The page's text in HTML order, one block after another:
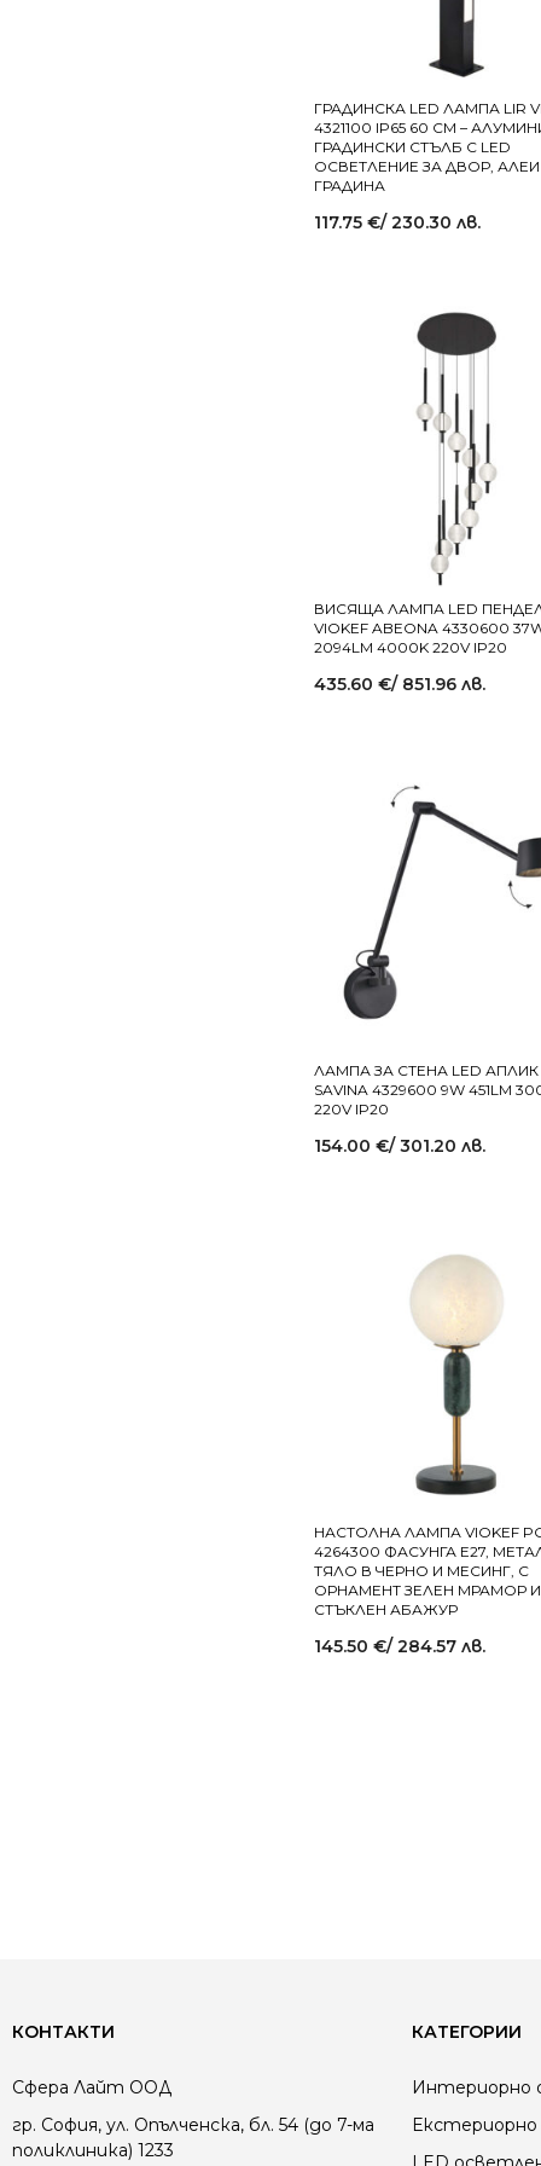
ГРАДИНСКА LED ЛАМПА LIR
4321100 IP65 60 СМ –
ГРАДИНСКИ СТЪЛБ С LED
ОСВЕТЛЕНИЕ ЗА ДВОР, АЛЕИ
ГРАДИНА
117.75 €/ 230.30 лв.
ВИСЯЩА ЛАМПА LED
VIOKEF ABEONA 4330600
2094LM 4000K 220V IP20
435.60 €/ 851.96 лв.
ЛАМПА ЗА СТЕНА LED АПЛИК
SAVINA 4329600 9W 451LM
220V IP20
154.00 €/ 301.20 лв.
НАСТОЛНА ЛАМПА VIOKEF
4264300 ФАСУНГА Е27,
ТЯЛО В ЧЕРНО И МЕСИНГ, С
ОРНАМЕНТ ЗЕЛЕН МРАМОР И
СТЪКЛЕН АБАЖУР
145.50 €/ 284.57 лв.
КОНТАКТИ
Сфера Лайт ООД
гр. София, ул. Опълченска, бл. 54 (до 7-ма
поликлиника) 1233
КАТЕГОРИИ
Интериорно